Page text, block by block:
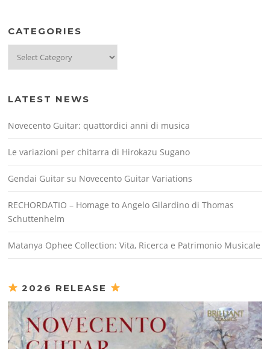
CATEGORIES
LATEST NEWS
Novecento Guitar: quattordici anni di musica
Le variazioni per chitarra di Hirokazu Sugano
Gendai Guitar su Novecento Guitar Variations
RECHORDATIO – Homage to Angelo Gilardino di Thomas
Schuttenhelm
Matanya Ophee Collection: Vita, Ricerca e Patrimonio Musicale
2026 RELEASE